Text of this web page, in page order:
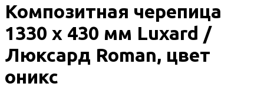
Композитная черепица
1330 x 430 мм Luxard /
Люксард Roman, цвет
оникс